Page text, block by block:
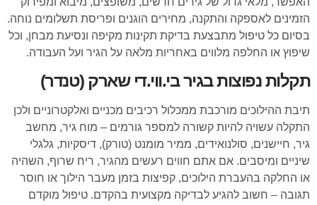
הזמינים לאספקה והתקנה, מחירים הוגנים ופריסת תשלומים נוחה.
בסיום כל טיפול מתבצעת בדיקת תקינות מקיפה ונסיעת מבחן, וכל
שיפוץ או החלפה מלווים באחריות מלאה על הגיר ועל העבודה.
תקלות נפוצות בגיר בי.ווי.די שארק (טנדר)
תיבת ההילוכים מורכבת ממכלול רכיבים מכניים ואלקטרוניים ולכן
התקלה עשויה להיות קשורה למספר גורמים – מוח גיר, מחשב
גיר, חיישנים, סולנואידים, ממיר מומנט (טורק), דיסקיות, גלגלי
שיניים ומיסבים. אם אתם חווים רעשים מהגיר, ריח שרוף, השהיה
או החלקה בהעברת הילוכים, קפיצות בזמן מעבר הילוך או חוסר
תגובה – חשוב להגיע לבדיקה מקצועית בהקדם. טיפול מוקדם